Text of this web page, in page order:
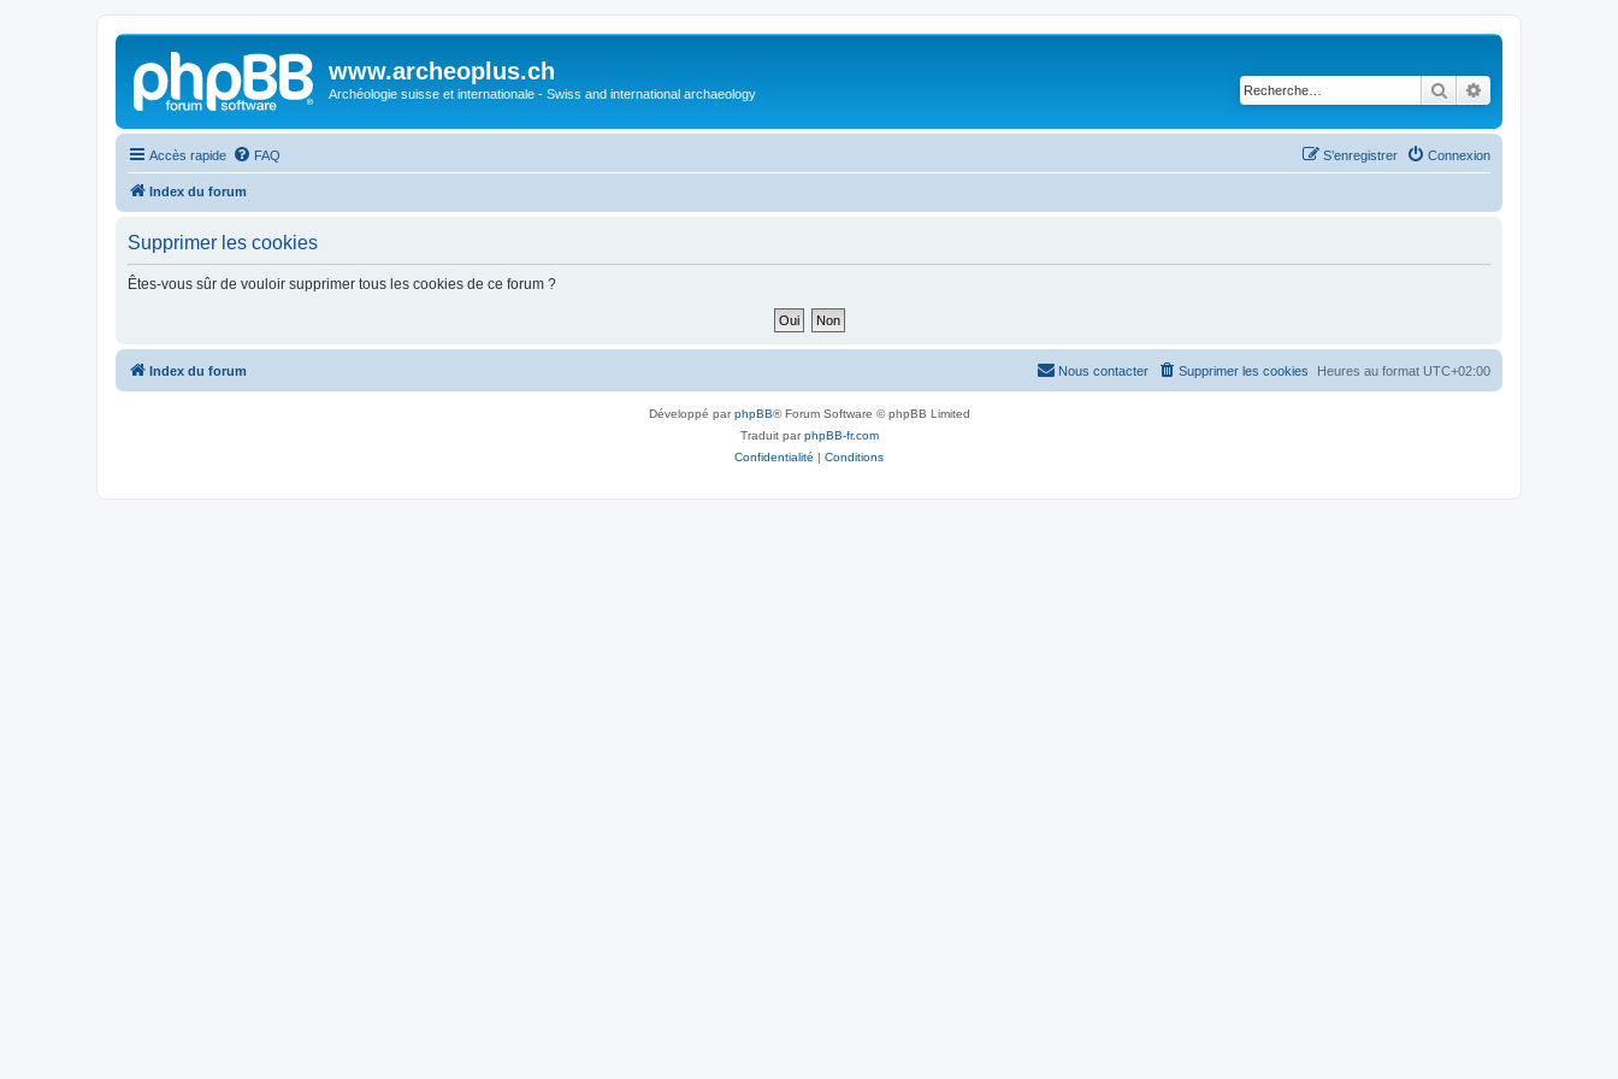
www.archeoplus.ch
Archéologie suisse et internationale - Swiss and international archaeology Rechercher
Accès rapide FAQ Connexion
S’enregistrer
Index du forum
Supprimer les cookies
Êtes-vous sûr de vouloir supprimer tous les cookies de ce forum ?
Index du forum Heures au format UTC+02:00
Supprimer les cookies
Nous contacter
Développé parphpBB® Forum Software © phpBB Limited
Traduit parphpBB-fr.com
Confidentialité | Conditions